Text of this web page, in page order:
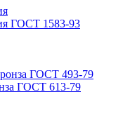
ГОСТ 1583-93
ГОСТ 493-79
ГОСТ 613-79